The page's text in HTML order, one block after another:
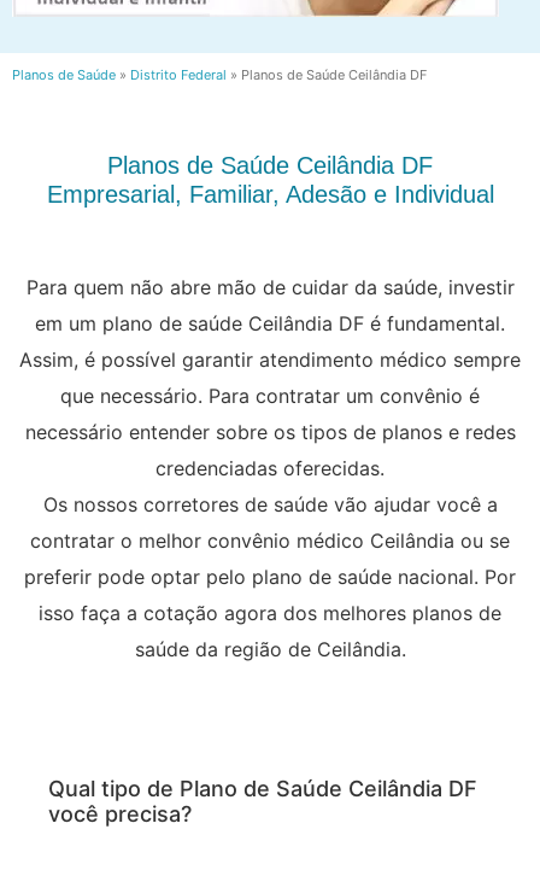
Planos de Saúde » Distrito Federal » Planos de Saúde Ceilândia DF
Planos de Saúde Ceilândia DF
Empresarial, Familiar, Adesão e Individual
Para quem não abre mão de cuidar da saúde, investir
em um plano de saúde Ceilândia DF é fundamental.
Assim, é possível garantir atendimento médico sempre
que necessário. Para contratar um convênio é
necessário entender sobre os tipos de planos e redes
credenciadas oferecidas.
Os nossos corretores de saúde vão ajudar você a
contratar o melhor convênio médico Ceilândia ou se
preferir pode optar pelo plano de saúde nacional. Por
isso faça a cotação agora dos melhores planos de
saúde da região de Ceilândia.
Qual tipo de Plano de Saúde Ceilândia DF
você precisa?